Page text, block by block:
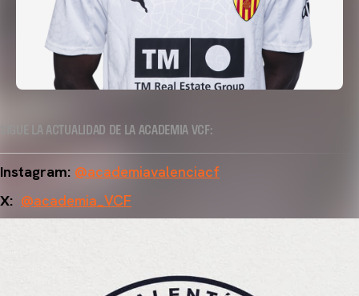
SIGUE LA ACTUALIDAD DE LA ACADEMIA VCF:
Instagram: @academiavalenciacf
X: @academia_VCF